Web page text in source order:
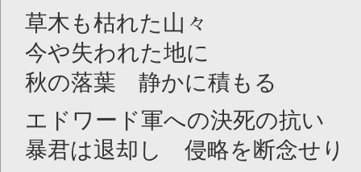
草木も枯れた山々
今や失われた地に
秋の落葉 静かに積もる
エドワード軍への決死の抗い
暴君は退却し 侵略を断念せり